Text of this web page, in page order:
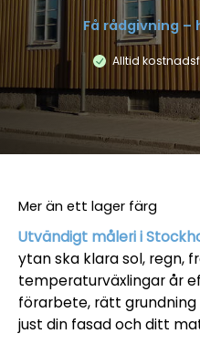
Få rådgivning
Alltid
Mer än ett lager färg
Utvändigt måleri i
ytan ska klara sol, regn,
temperaturväxlingar år
förarbete, rätt
just din fasad och ditt